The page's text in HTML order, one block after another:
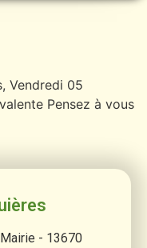
Vendredi 05
Pensez à vous
- 13670